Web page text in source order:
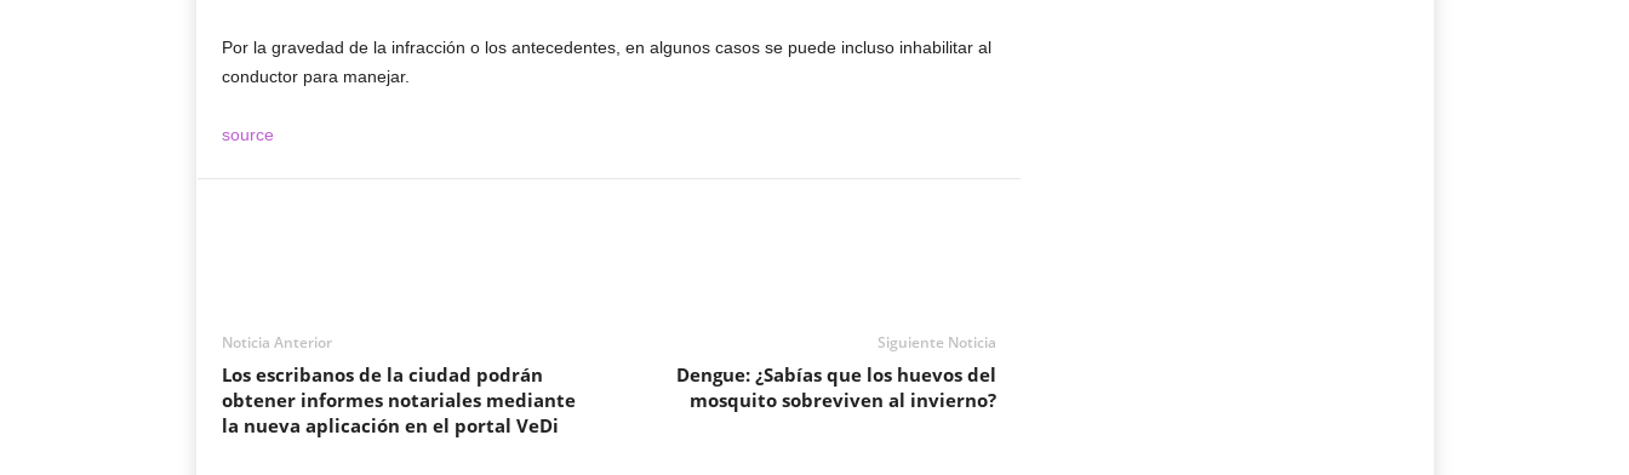
Por la gravedad de la infracción o los antecedentes, en algunos casos se puede incluso inhabilitar al
conductor para manejar.
source
Noticia Anterior
Los escribanos de la ciudad podrán
obtener informes notariales mediante
la nueva aplicación en el portal VeDi
Siguiente Noticia
Dengue: ¿Sabías que los huevos del
mosquito sobreviven al invierno?